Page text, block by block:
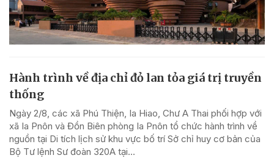
Hành trình về địa chỉ đỏ lan tỏa giá trị truyền
thống
Ngày 2/8, các xã Phú Thiện, Ia Hiao, Chư A Thai phối hợp với
xã Ia Pnôn và Đồn Biên phòng Ia Pnôn tổ chức hành trình về
nguồn tại Di tích lịch sử khu vực bố trí Sở chỉ huy cơ bản của
Bộ Tư lệnh Sư đoàn 320A tại...